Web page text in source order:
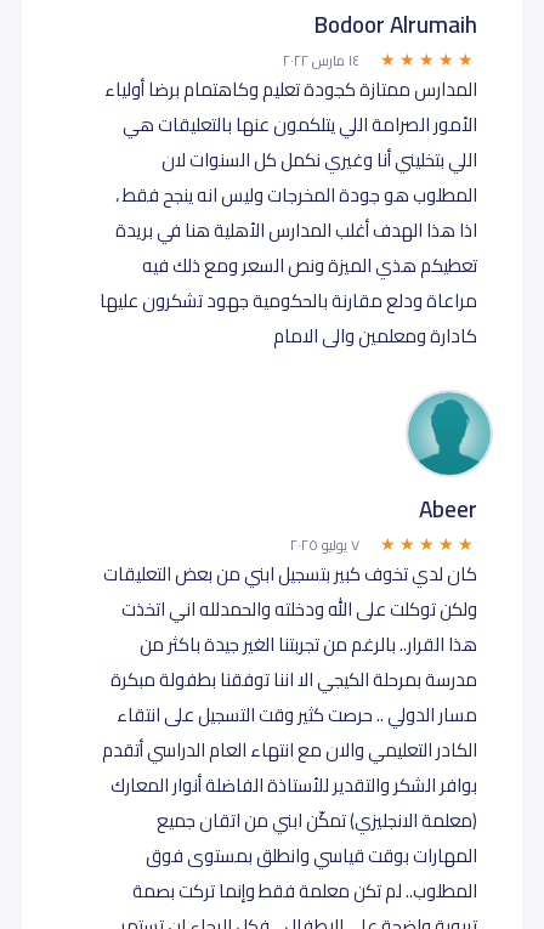
Bodoor Alrumaih
١٤ مارس ٢٠٢٢
المدارس ممتازة كجودة تعليم وكاهتمام برضا أولياء
الأمور الصرامة اللي يتلكمون عنها بالتعليقات هي
اللي بتخليني أنا وغيري نكمل كل السنوات لان
المطلوب هو جودة المخرجات وليس انه ينجح فقط ،
اذا هذا الهدف أغلب المدارس الأهلية هنا في بريدة
تعطيكم هذي الميزة ونص السعر ومع ذلك فيه
مراعاة ودلع مقارنة بالحكومية جهود تشكرون عليها
كادارة ومعلمين والى الامام
Abeer
٧ يوليو ٢٠٢٥
كان لدي تخوف كبير بتسجيل ابني من بعض التعليقات
ولكن توكلت على الله ودخلته والحمدلله اني اتخذت
هذا القرار.. بالرغم من تجربتنا الغير جيدة باكثر من
مدرسة بمرحلة الكيجي الا اننا توفقنا بطفولة مبكرة
مسار الدولي .. حرصت كثير وقت التسجيل على انتقاء
الكادر التعليمي والان مع انتهاء العام الدراسي أتقدم
بوافر الشكر والتقدير للأستاذة الفاضلة أنوار المعارك
(معلمة الانجليزي) تمكّن ابني من اتقان جميع
المهارات بوقت قياسي وانطلق بمستوى فوق
المطلوب.. لم تكن معلمة فقط وإنما تركت بصمة